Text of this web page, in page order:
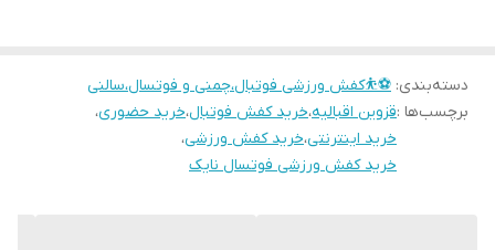
دسته‌بندی: ⚽⛹️کفش ورزشی فوتبال،چمنی و فوتسال،سالنی
برچسب‌ها :قزوین اقبالیه،خرید کفش فوتبال،خرید حضوری،
خرید اینترنتی،خرید کفش ورزشی،
خرید کفش ورزشی فوتسال نایک